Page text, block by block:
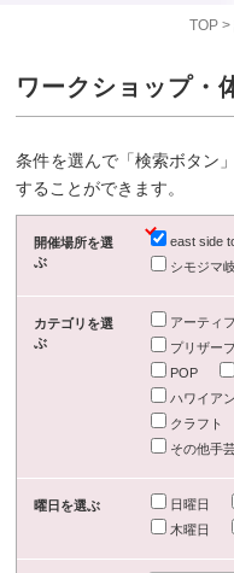
TOP>
ワークショップ・
条件を選んで「検索ボタン
することができます。
開催場所を選
ぶ
east side
シモジマ
カテゴリを選
ぶ
アーティ
プリザー
POP
ハワイア
クラフト
その他手
曜日を選ぶ 日曜日
木曜日